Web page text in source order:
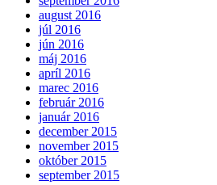
august 2016
júl 2016
jún 2016
máj 2016
apríl 2016
marec 2016
február 2016
január 2016
december 2015
november 2015
október 2015
september 2015